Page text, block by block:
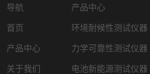
导航
首页
产品中心
关于我们
产品中心
环境耐候性测试仪器
力学可靠性测试仪器
电池新能源测试仪器